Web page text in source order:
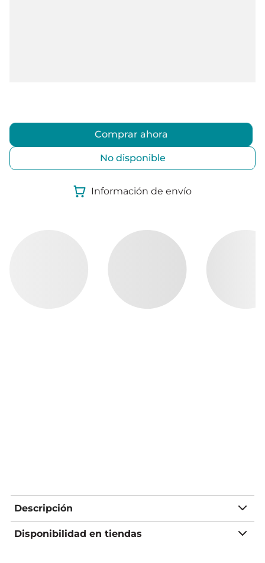
Comprar ahora
No disponible
Información de envío
Descripción
Disponibilidad en tiendas